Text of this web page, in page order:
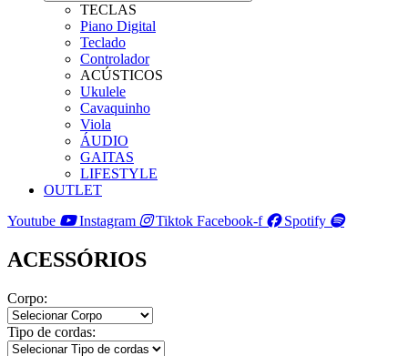
TECLAS
Piano Digital
Teclado
Controlador
ACÚSTICOS
Ukulele
Cavaquinho
Viola
ÁUDIO
GAITAS
LIFESTYLE
OUTLET
Youtube
Instagram Tiktok Facebook-f Spotify
ACESSÓRIOS
Corpo:
Tipo de cordas: